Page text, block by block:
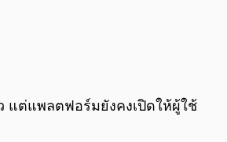
แต่แพลตฟอร์มยังคงเปิดให้ผู้ใช้